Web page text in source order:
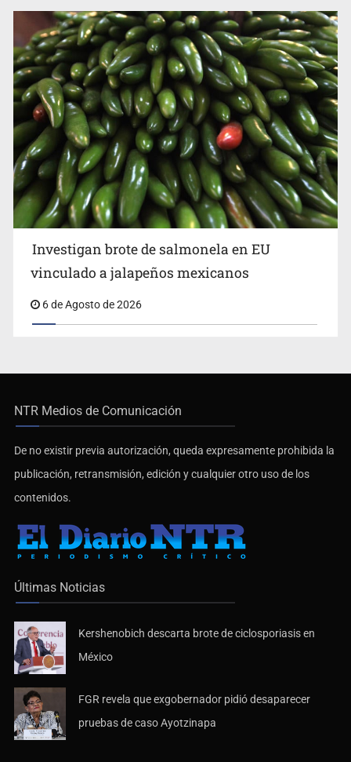
Investigan brote de salmonela en EU
vinculado a jalapeños mexicanos
6 de Agosto de 2026
NTR Medios de Comunicación
De no existir previa autorización, queda expresamente prohibida la
publicación, retransmisión, edición y cualquier otro uso de los
contenidos.
Últimas Noticias
Kershenobich descarta brote de ciclosporiasis en
México
FGR revela que exgobernador pidió desaparecer
pruebas de caso Ayotzinapa